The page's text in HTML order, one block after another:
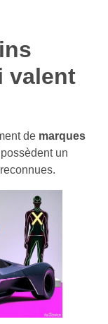
valent
de marques
un